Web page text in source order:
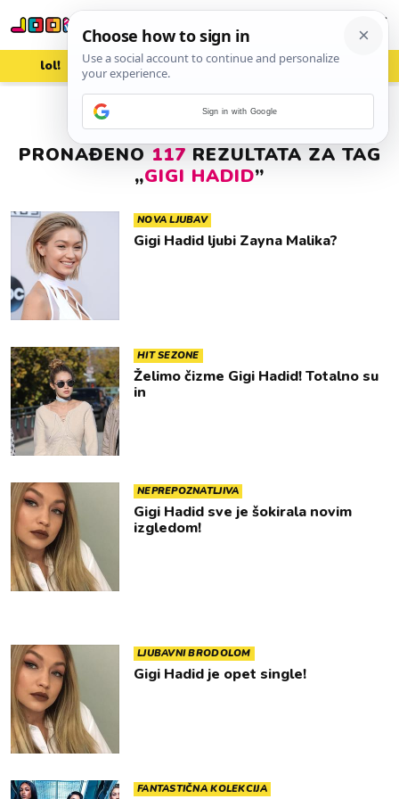
lol! aww vrh! woot?!
PRONAĐENO 117 REZULTATA ZA TAG
„GIGI HADID”
NOVA LJUBAV
Gigi Hadid ljubi Zayna Malika?
HIT SEZONE
Želimo čizme Gigi Hadid! Totalno su
in
NEPREPOZNATLJIVA
Gigi Hadid sve je šokirala novim
izgledom!
LJUBAVNI BRODOLOM
Gigi Hadid je opet single!
FANTASTIČNA KOLEKCIJA
Sign in with Google